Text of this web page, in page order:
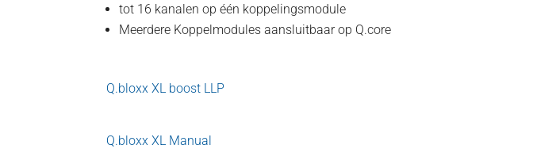
tot 16 kanalen op één koppelingsmodule
Meerdere Koppelmodules aansluitbaar op Q.core
Q.bloxx XL boost LLP
Q.bloxx XL Manual